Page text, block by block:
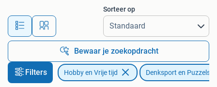
Alle afstanden…
Sorteer op
Bewaar je zoekopdracht
Filters Hobby en Vrije tijd Denksport en Puzzels